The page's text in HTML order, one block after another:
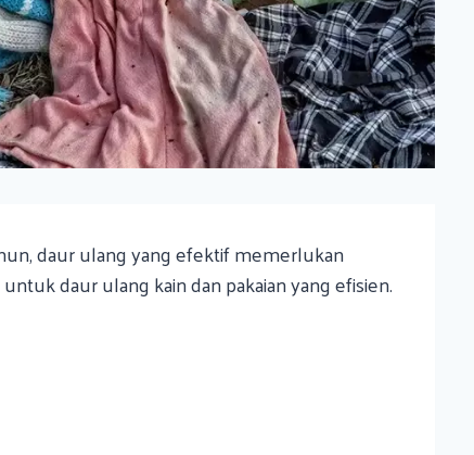
daur ulang yang efektif memerlukan
daur ulang kain dan pakaian yang efisien.